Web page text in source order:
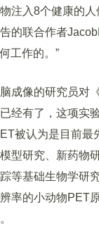
注入8个健康的
的联合作者
工作的。”
像的研究员对《
经有了，这项实
被认为是目前
型研究、新药物
等基础生物学研
率的小动物PET